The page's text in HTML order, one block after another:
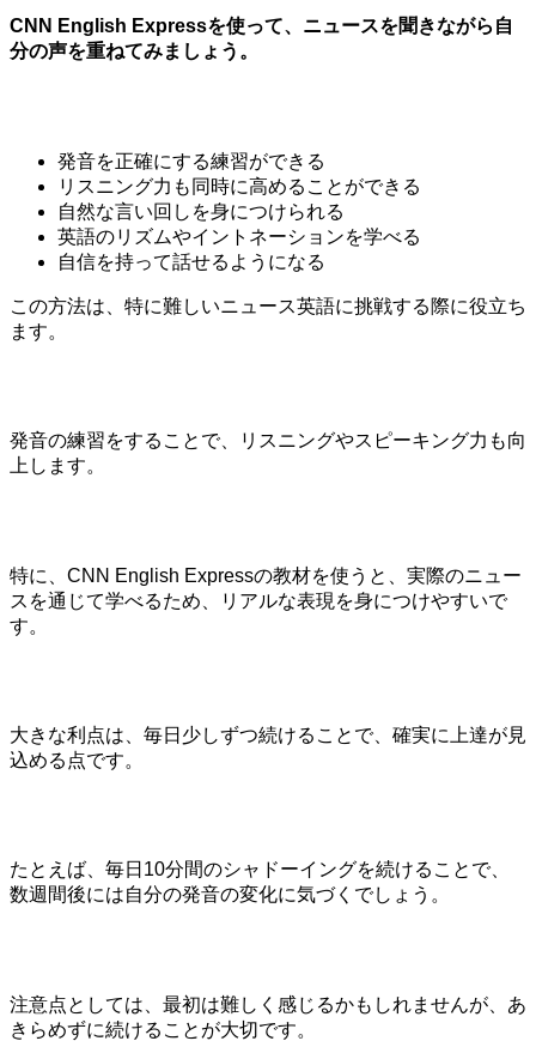
CNN English Expressを使って、ニュースを聞きながら自
分の声を重ねてみましょう。
発音を正確にする練習ができる
リスニング力も同時に高めることができる
自然な言い回しを身につけられる
英語のリズムやイントネーションを学べる
自信を持って話せるようになる
この方法は、特に難しいニュース英語に挑戦する際に役立ち
ます。
発音の練習をすることで、リスニングやスピーキング力も向
上します。
特に、CNN English Expressの教材を使うと、実際のニュー
スを通じて学べるため、リアルな表現を身につけやすいで
す。
大きな利点は、毎日少しずつ続けることで、確実に上達が見
込める点です。
たとえば、毎日10分間のシャドーイングを続けることで、
数週間後には自分の発音の変化に気づくでしょう。
注意点としては、最初は難しく感じるかもしれませんが、あ
きらめずに続けることが大切です。